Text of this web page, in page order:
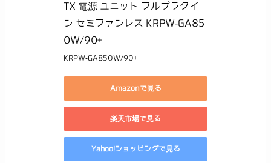
TX 電源 ユニット フルプラグイ
ン セミファンレス KRPW-GA85
0W/90+
KRPW-GA850W/90+
Amazonで見る
楽天市場で見る
Yahoo!ショッピングで見る